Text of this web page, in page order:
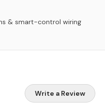
& smart-control wiring
Write a Review